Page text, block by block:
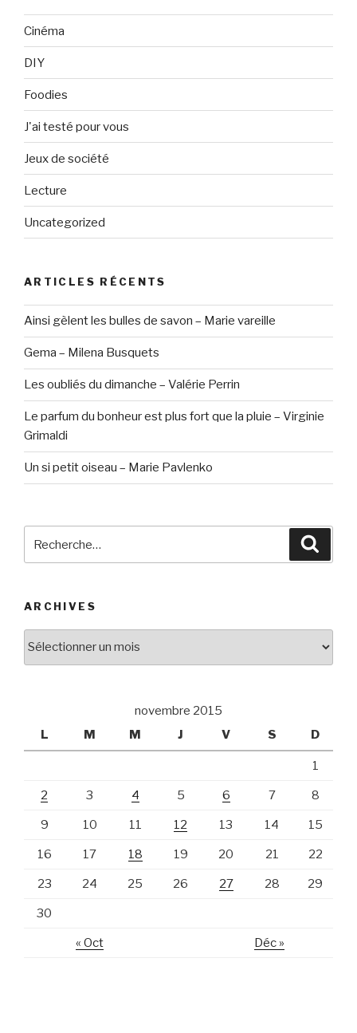
Cinéma
DIY
Foodies
J'ai testé pour vous
Jeux de société
Lecture
Uncategorized
ARTICLES RÉCENTS
Ainsi gèlent les bulles de savon – Marie vareille
Gema – Milena Busquets
Les oubliés du dimanche – Valérie Perrin
Le parfum du bonheur est plus fort que la pluie – Virginie
Grimaldi
Un si petit oiseau – Marie Pavlenko
ARCHIVES
Archives
novembre 2015
L
M M J V S D
« Oct Déc »
1
2 3 4 5 6 7 8
9 10 11 12 13 14 15
16 17 18 19 20 21 22
23 24 25 26 27 28 29
30